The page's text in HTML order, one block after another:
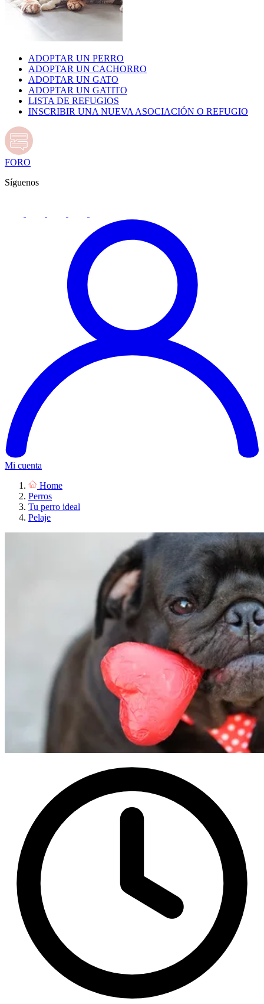
ADOPTAR UN PERRO
ADOPTAR UN CACHORRO
ADOPTAR UN GATO
ADOPTAR UN GATITO
LISTA DE REFUGIOS
INSCRIBIR UNA NUEVA ASOCIACIÓN O REFUGIO
FORO
Síguenos
Mi cuenta
Home
Perros
Tu perro ideal
Pelaje